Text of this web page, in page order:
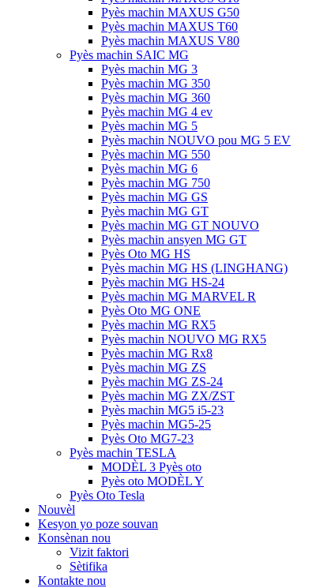
Pyès machin MAXUS G50
Pyès machin MAXUS T60
Pyès machin MAXUS V80
Pyès machin SAIC MG
Pyès machin MG 3
Pyès machin MG 350
Pyès machin MG 360
Pyès machin MG 4 ev
Pyès machin MG 5
Pyès machin NOUVO pou MG 5 EV
Pyès machin MG 550
Pyès machin MG 6
Pyès machin MG 750
Pyès machin MG GS
Pyès machin MG GT
Pyès machin MG GT NOUVO
Pyès machin ansyen MG GT
Pyès Oto MG HS
Pyès machin MG HS (LINGHANG)
Pyès machin MG HS-24
Pyès machin MG MARVEL R
Pyès Oto MG ONE
Pyès machin MG RX5
Pyès machin NOUVO MG RX5
Pyès machin MG Rx8
Pyès machin MG ZS
Pyès machin MG ZS-24
Pyès machin MG ZX/ZST
Pyès machin MG5 i5-23
Pyès machin MG5-25
Pyès Oto MG7-23
Pyès machin TESLA
MODÈL 3 Pyès oto
Pyès oto MODÈL Y
Pyès Oto Tesla
Nouvèl
Kesyon yo poze souvan
Konsènan nou
Vizit faktori
Sètifika
Kontakte nou